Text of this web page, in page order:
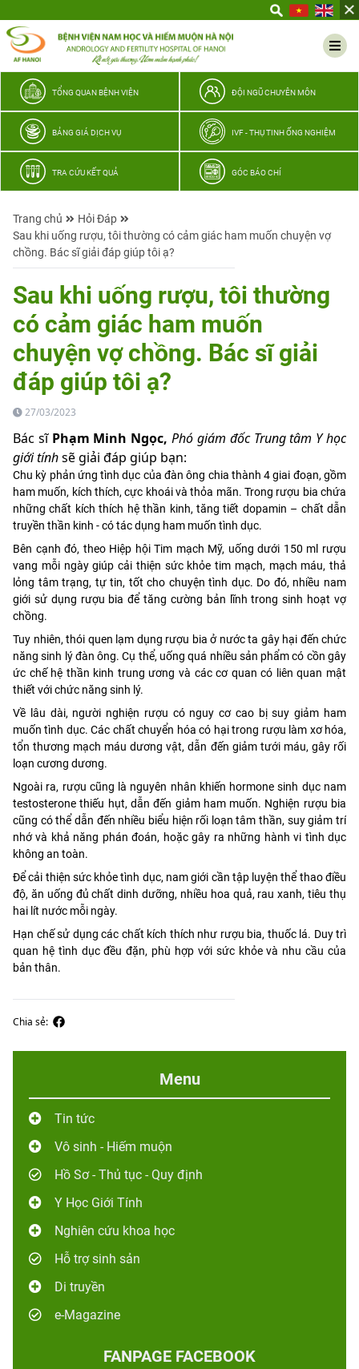
thương
TỔNG QUAN BỆNH VIỆN ĐỘI NGŨ CHUYÊN MÔN
BẢNG GIÁ DỊCH VỤ IVF - THỤ TINH ỐNG NGHIỆM
TRA CỨU KẾT QUẢ GÓC BÁO CHÍ
Trang chủ
Hỏi Đáp
Sau khi uống rượu, tôi thường có cảm giác ham muốn chuyện vợ
chồng. Bác sĩ giải đáp giúp tôi ạ?
Sau khi uống rượu, tôi thường
có cảm giác ham muốn
chuyện vợ chồng. Bác sĩ giải
đáp giúp tôi ạ?
27/03/2023
Bác sĩ Phạm Minh Ngọc,Phó giám đốc Trung tâm Y học
giới tínhsẽ giải đáp giúp bạn:
Chu kỳ phản ứng tình dục của đàn ông chia thành 4 giai đoạn, gồm
ham muốn, kích thích, cực khoái và thỏa mãn. Trong rượu bia chứa
những chất kích thích hệ thần kinh, tăng tiết dopamin – chất dẫn
truyền thần kinh - có tác dụng ham muốn tình dục.
Bên cạnh đó, theo Hiệp hội Tim mạch Mỹ, uống dưới 150 ml rượu
vang mỗi ngày giúp cải thiện sức khỏe tim mạch, mạch máu, thả
lỏng tâm trạng, tự tin, tốt cho chuyện tình dục. Do đó, nhiều nam
giới sử dụng rượu bia để tăng cường bản lĩnh trong sinh hoạt vợ
chồng.
Tuy nhiên, thói quen lạm dụng rượu bia ở nước ta gây hại đến chức
năng sinh lý đàn ông. Cụ thể, uống quá nhiều sản phẩm có cồn gây
ức chế hệ thần kinh trung ương và các cơ quan có liên quan mật
thiết với chức năng sinh lý.
Về lâu dài, người nghiện rượu có nguy cơ cao bị suy giảm ham
muốn tình dục. Các chất chuyển hóa có hại trong rượu làm xơ hóa,
tổn thương mạch máu dương vật, dẫn đến giảm tưới máu, gây rối
loạn cương dương.
Ngoài ra, rượu cũng là nguyên nhân khiến hormone sinh dục nam
testosterone thiếu hụt, dẫn đến giảm ham muốn. Nghiện rượu bia
cũng có thể dẫn đến nhiều biểu hiện rối loạn tâm thần, suy giảm trí
nhớ và khả năng phán đoán, hoặc gây ra những hành vi tình dục
không an toàn.
Để cải thiện sức khỏe tình dục, nam giới cần tập luyện thể thao điều
độ, ăn uống đủ chất dinh dưỡng, nhiều hoa quả, rau xanh, tiêu thụ
hai lít nước mỗi ngày.
Hạn chế sử dụng các chất kích thích như rượu bia, thuốc lá. Duy trì
quan hệ tình dục đều đặn, phù hợp với sức khỏe và nhu cầu của
bản thân.
Chia sẻ:
Menu
Tin tức
Vô sinh - Hiếm muộn
Hồ Sơ - Thủ tục - Quy định
Y Học Giới Tính
Nghiên cứu khoa học
Hỗ trợ sinh sản
Di truyền
e-Magazine
FANPAGE FACEBOOK